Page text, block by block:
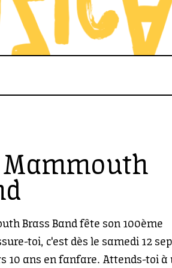
Mammouth
Brass Band fête son 100ème
toi, c'est dès le samedi 12
10 ans en fanfare. Attends-toi à